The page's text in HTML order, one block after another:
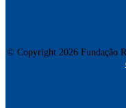
© Copyright 2026 Fundação